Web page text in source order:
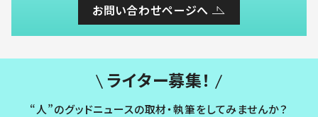
お問い合わせページへ
ライター募集！
“人”のグッドニュースの取材・執筆をしてみませんか？